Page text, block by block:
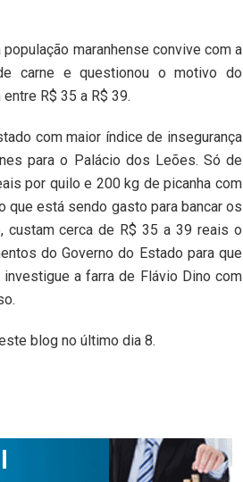
maranhense convive com a
carne e questionou o motivo do
R$ 35 a R$ 39.
com maior índice de insegurança
para o Palácio dos Leões. Só de
por quilo e 200 kg de picanha com
que está sendo gasto para bancar os
custam cerca de R$ 35 a 39 reais o
do Governo do Estado para que
a farra de Flávio Dino com
blog no último dia 8.